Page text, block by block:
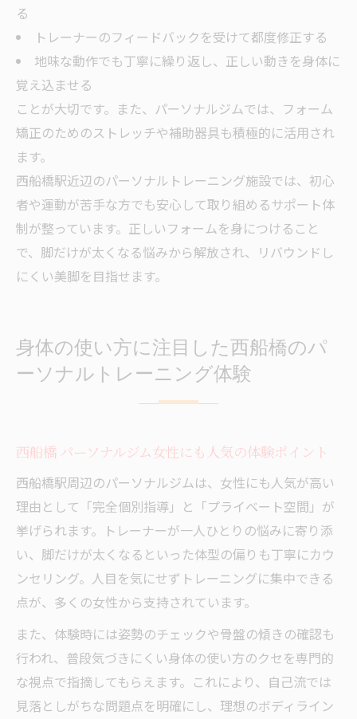
る
トレーナーのフィードバックを受けて都度修正する
地味な動作でも丁寧に繰り返し、正しい動きを身体に
覚え込ませる
ことが大切です。また、パーソナルジムでは、フォーム
矯正のためのストレッチや補助器具も積極的に活用され
ます。
西船橋駅近辺のパーソナルトレーニング施設では、初心
者や運動が苦手な方でも安心して取り組めるサポート体
制が整っています。正しいフォームを身につけること
で、脚だけが太くなる悩みから解放され、リバウンドし
にくい美脚を目指せます。
身体の使い方に注目した西船橋のパ
ーソナルトレーニング体験
西船橋 パーソナルジム女性にも人気の体験ポイント
西船橋駅周辺のパーソナルジムは、女性にも人気が高い
理由として「完全個別指導」と「プライベート空間」が
挙げられます。トレーナーが一人ひとりの悩みに寄り添
い、脚だけが太くなるといった体型の偏りも丁寧にカウ
ンセリング。人目を気にせずトレーニングに集中できる
点が、多くの女性から支持されています。
また、体験時には姿勢のチェックや骨盤の傾きの確認も
行われ、普段気づきにくい身体の使い方のクセを専門的
な視点で指摘してもらえます。これにより、自己流では
見落としがちな問題点を明確にし、理想のボディライン